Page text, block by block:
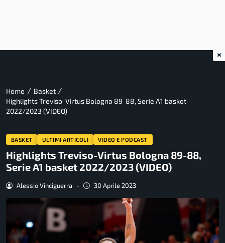
Home / Basket /
Highlights Treviso-Virtus Bologna 89-88, Serie A1 basket
2022/2023 (VIDEO)
BASKET ULTIMI ARTICOLI VIDEO E PODCAST
Highlights Treviso-Virtus Bologna 89-88,
Serie A1 basket 2022/2023 (VIDEO)
Alessio Vinciguerra - 30 Aprile 2023
×